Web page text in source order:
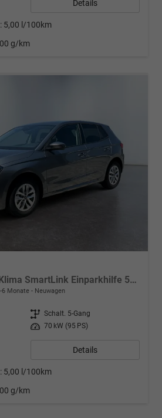
Details
5,00 l/100km
g/km
Extra Plus 1,0 TSI Klima SmartLink Einparkhilfe 5J Garantie LED Alu Felgen Kamera Sitzheizung Bluetooth
6 Monate Neuwagen
Getriebe Schalt. 5-Gang
Leistung 70 kW (95 PS)
Details
5,00 l/100km
g/km